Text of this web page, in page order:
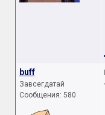
buff
Завсегдатай
Сообщения: 580